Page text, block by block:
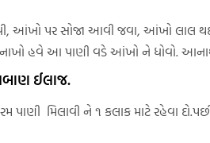
પર સોજા આવી જવા, આંખો લાલ થઇ
હવે આ પાણી વડે આંખો ને ધોવો.
ઈલાજ.
પાણી મિલાવી ને ૧ કલાક માટે રહેવા